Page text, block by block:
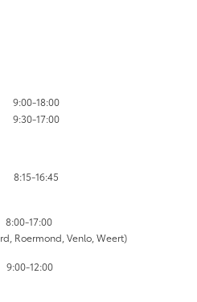
9:00-18:00
9:30-17:00
8:15-16:45
8:00-17:00
Roermond, Venlo, Weert)
12:00